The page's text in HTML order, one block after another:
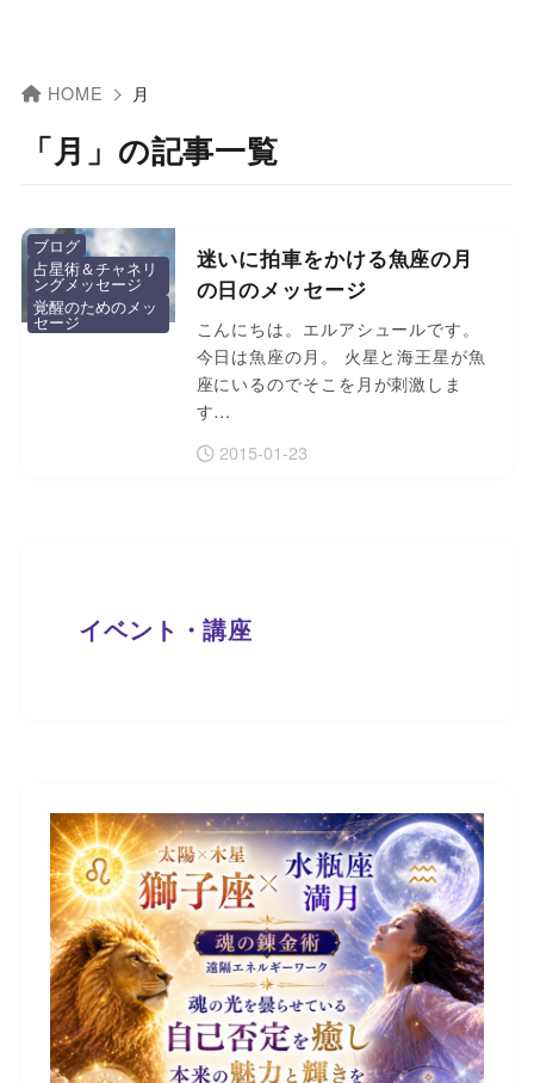
HOME 月
「月」の記事一覧
迷いに拍車をかける魚座の月
の日のメッセージ
こんにちは。エルアシュールです。
今日は魚座の月。 火星と海王星が魚
座にいるのでそこを月が刺激しま
す…
2015-01-23
ブログ
占星術＆チャネリ
ングメッセージ
覚醒のためのメッ
セージ
イベント・講座